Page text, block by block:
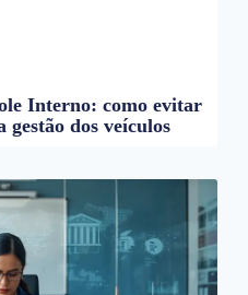
Interno: como evitar
gestão dos veículos